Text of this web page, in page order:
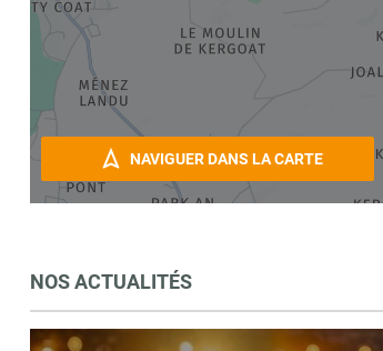
NAVIGUER DANS LA CARTE
NOS ACTUALITÉS